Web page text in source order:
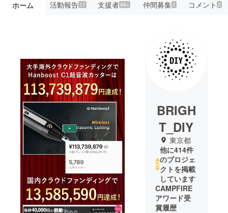
ホーム 活動報告17 支援者99+ 仲間募集 1 コメント2
BRIGH
T_DIY
東京都
他に414件
のプロジェ
クトを掲載
しています
CAMPFIRE
アワード受
賞履歴